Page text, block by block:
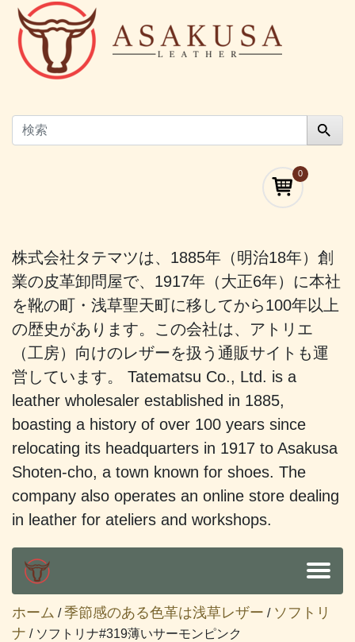
0
株式会社タテマツは、1885年（明治18年）創
業の皮革卸問屋で、1917年（大正6年）に本社
を靴の町・浅草聖天町に移してから100年以上
の歴史があります。この会社は、アトリエ
（工房）向けのレザーを扱う通販サイトも運
営しています。 Tatematsu Co., Ltd. is a
leather wholesaler established in 1885,
boasting a history of over 100 years since
relocating its headquarters in 1917 to Asakusa
Shoten-cho, a town known for shoes. The
company also operates an online store dealing
in leather for ateliers and workshops.
ホーム /季節感のある色革は浅草レザー / ソフトリ
ナ / ソフトリナ#319薄いサーモンピンク